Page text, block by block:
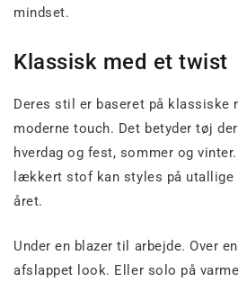
mindset.
Klassisk med et twist
Deres stil er baseret på klassiske
moderne touch. Det betyder tøj
hverdag og fest, sommer og
lækkert stof kan styles på utallige
året.
Under en blazer til arbejde. Over
afslappet look. Eller solo på